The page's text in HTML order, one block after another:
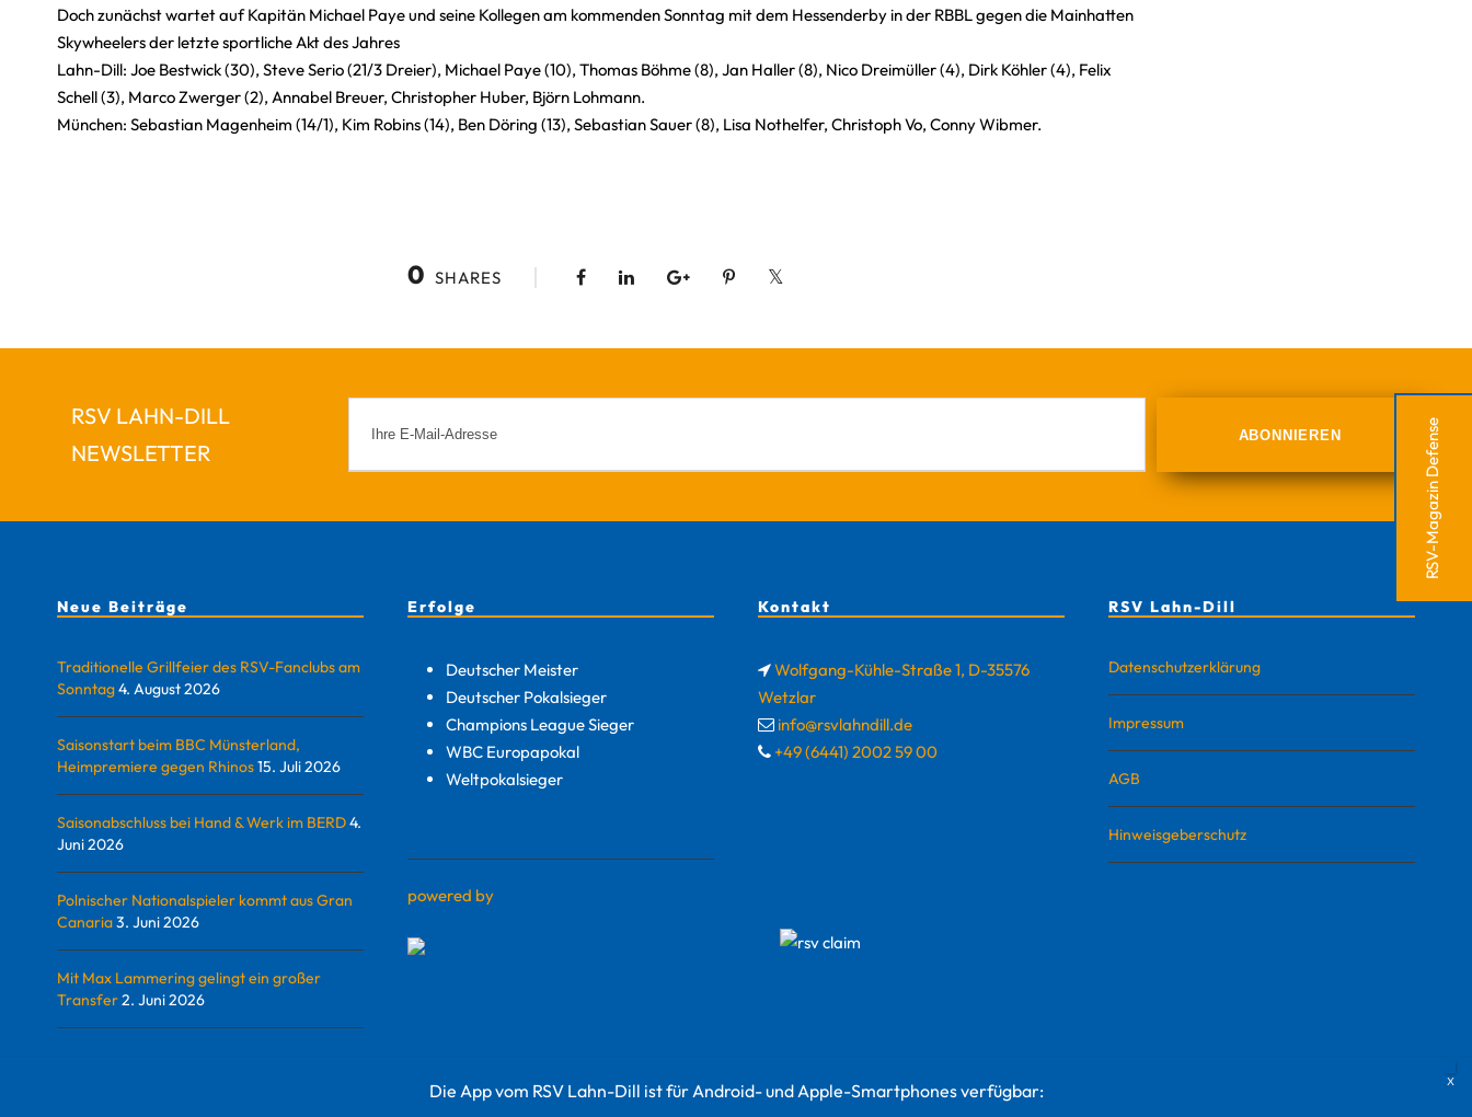
Doch zunächst wartet auf Kapitän Michael Paye und seine Kollegen am kommenden Sonntag mit dem Hessenderby in der RBBL gegen die Mainhatten
Skywheelers der letzte sportliche Akt des Jahres
Lahn-Dill: Joe Bestwick (30), Steve Serio (21/3 Dreier), Michael Paye (10), Thomas Böhme (8), Jan Haller (8), Nico Dreimüller (4), Dirk Köhler (4), Felix
Schell (3), Marco Zwerger (2), Annabel Breuer, Christopher Huber, Björn Lohmann.
München: Sebastian Magenheim (14/1), Kim Robins (14), Ben Döring (13), Sebastian Sauer (8), Lisa Nothelfer, Christoph Vo, Conny Wibmer.
0 SHARES
RSV LAHN-DILL
NEWSLETTER
Neue Beiträge
Traditionelle Grillfeier des RSV-Fanclubs am
Sonntag4. August 2026
Saisonstart beim BBC Münsterland,
Heimpremiere gegen Rhinos15. Juli 2026
Saisonabschluss bei Hand & Werk im BERD4.
Juni 2026
Polnischer Nationalspieler kommt aus Gran
Canaria3. Juni 2026
Mit Max Lammering gelingt ein großer
Transfer2. Juni 2026
Erfolge
Deutscher Meister
Deutscher Pokalsieger
Champions League Sieger
WBC Europapokal
Weltpokalsieger
powered by
Kontakt
Wolfgang-Kühle-Straße 1, D-35576
Wetzlar
info@rsvlahndill.de
+49 (6441) 2002 59 00
RSV Lahn-Dill
Datenschutzerklärung
Impressum
AGB
Hinweisgeberschutz
RSV-Magazin Defense
Die App vom RSV Lahn-Dill ist für Android- und Apple-Smartphones verfügbar: